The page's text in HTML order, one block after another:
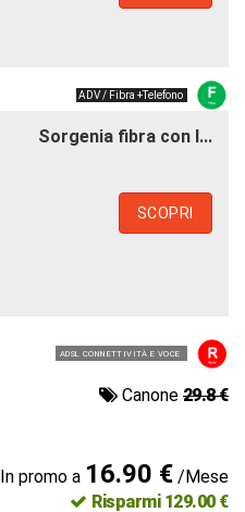
ADV / Fibra +Telefono
Sorgenia fibra con l...
SCOPRI
ADSL CONNETTIVITÀ E VOCE
Canone 29.8 €
In promo a 16.90 €/Mese
Risparmi 129.00 €